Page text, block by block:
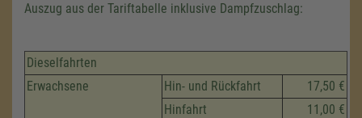
Auszug aus der Tariftabelle inklusive Dampfzuschlag:
Dieselfahrten
Erwachsene
Hin- und Rückfahrt
17,50 €
Hinfahrt
11,00 €